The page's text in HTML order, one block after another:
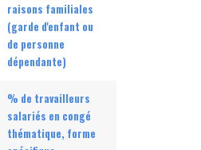
raisons familiales
(garde d'enfant ou
de personne
dépendante)
% de travailleurs
salariés en congé
thématique, forme